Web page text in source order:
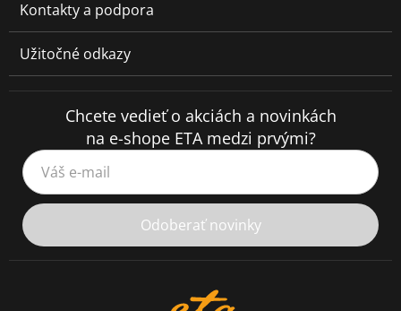
Kontakty a podpora
Užitočné odkazy
Chcete vedieť o akciách a novinkách
na e-shope ETA medzi prvými?
Váš e-mail
Odoberať novinky